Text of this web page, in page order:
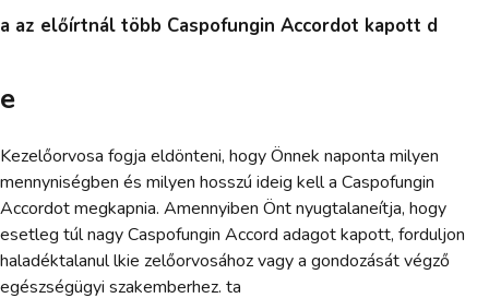
a az előírtnál több Caspofungin Accordot kapott d
e
Kezelőorvosa fogja eldönteni, hogy Önnek naponta milyen
mennyniségben és milyen hosszú ideig kell a Caspofungin
Accordot megkapnia. Amennyiben Önt nyugtalaneítja, hogy
esetleg túl nagy Caspofungin Accord adagot kapott, forduljon
haladéktalanul lkie zelőorvosához vagy a gondozását végző
egészségügyi szakemberhez. ta